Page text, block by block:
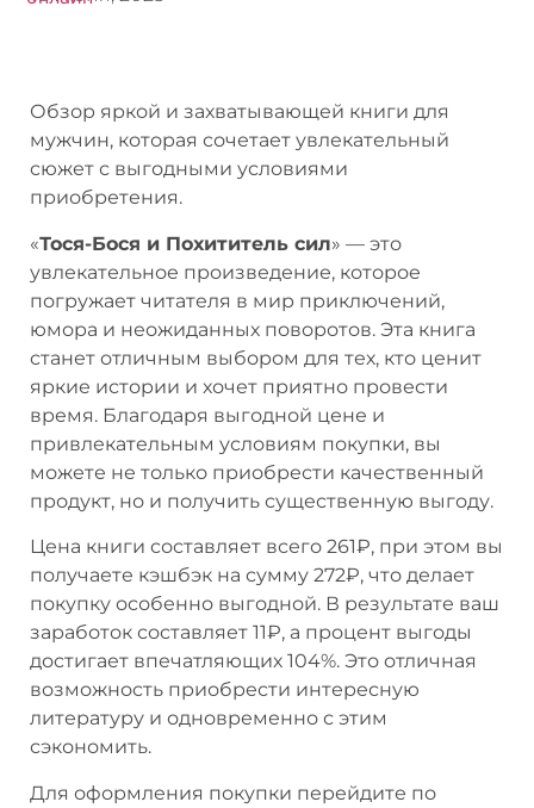
Обзор яркой и захватывающей книги для
мужчин, которая сочетает увлекательный
сюжет с выгодными условиями
приобретения.
«Тося-Бося и Похититель сил» — это
увлекательное произведение, которое
погружает читателя в мир приключений,
юмора и неожиданных поворотов. Эта книга
станет отличным выбором для тех, кто ценит
яркие истории и хочет приятно провести
время. Благодаря выгодной цене и
привлекательным условиям покупки, вы
можете не только приобрести качественный
продукт, но и получить существенную выгоду.
Цена книги составляет всего 261₽, при этом вы
получаете кэшбэк на сумму 272₽, что делает
покупку особенно выгодной. В результате ваш
заработок составляет 11₽, а процент выгоды
достигает впечатляющих 104%. Это отличная
возможность приобрести интересную
литературу и одновременно с этим
сэкономить.
Для оформления покупки перейдите по